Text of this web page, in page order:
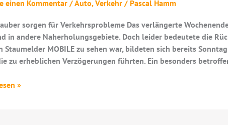
einen Kommentar/Auto,Verkehr / Pascal Hamm
sorgen für Verkehrsprobleme Das verlängerte
in andere Naherholungsgebiete. Doch leider bedeutete die
Staumelder MOBILE zu sehen war, bildeten sich bereits
zu erheblichen Verzögerungen führten. Ein besonders
»